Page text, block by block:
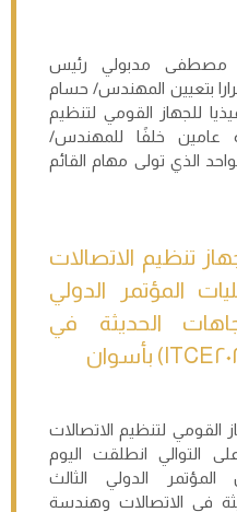
مصطفى مدبولي رئيس
بتعيين المهندس/ حسام
للجهاز القومي لتنظيم
عامين خلفًا للمهندس/
الذي تولى مهام القائم
تنظيم الاتصالات
المؤتمر الدولي
الحديثة في
القومي لتنظيم الاتصالات
التوالي انطلقت اليوم
الدولي الثالث
في الاتصالات وهندسة